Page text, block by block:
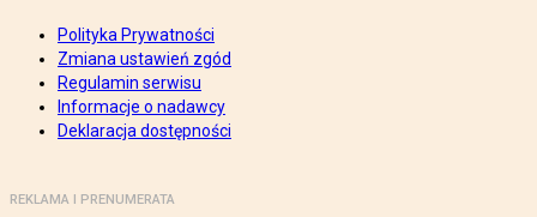
Polityka Prywatności
Zmiana ustawień zgód
Regulamin serwisu
Informacje o nadawcy
Deklaracja dostępności
REKLAMA I PRENUMERATA